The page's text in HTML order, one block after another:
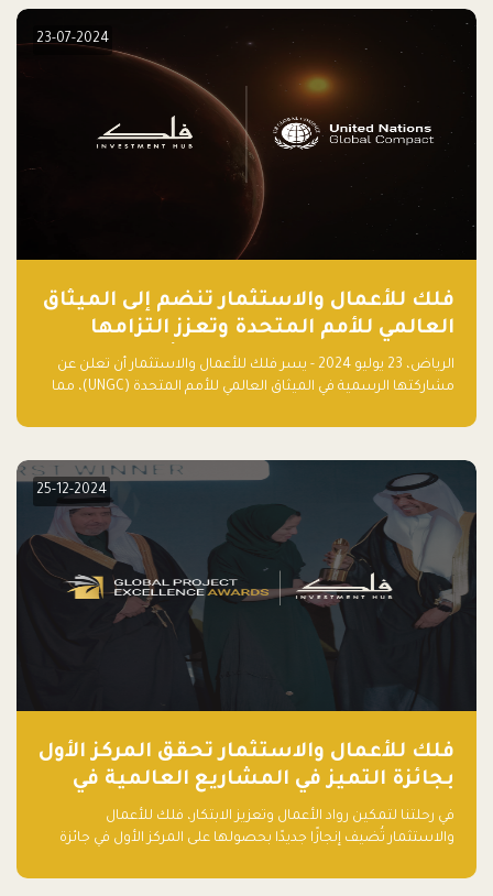
23-07-2024
فلك للأعمال والاستثمار تنضم إلى الميثاق
العالمي للأمم المتحدة وتعزز التزامها
بالاستدامة مع مسرعة فلاقشِب: تقنيات
المناخ
الرياض، 23 يوليو 2024 - يسر فلك للأعمال والاستثمار أن تعلن عن
مشاركتها الرسمية في الميثاق العالمي للأمم المتحدة (UNGC)، مما
25-12-2024
فلك للأعمال والاستثمار تحقق المركز الأول
بجائزة التميز في المشاريع العالمية في
ريادة الأعمال الصاعدة لعام ٢٠٢٤
في رحلتنا لتمكين رواد الأعمال وتعزيز الابتكار، فلك للأعمال
والاستثمار تُضيف إنجازًا جديدًا بحصولها على المركز الأول في جائزة